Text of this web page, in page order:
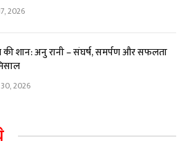
2026
की शान: अनु रानी – संघर्ष, समर्पण और सफलता
2026